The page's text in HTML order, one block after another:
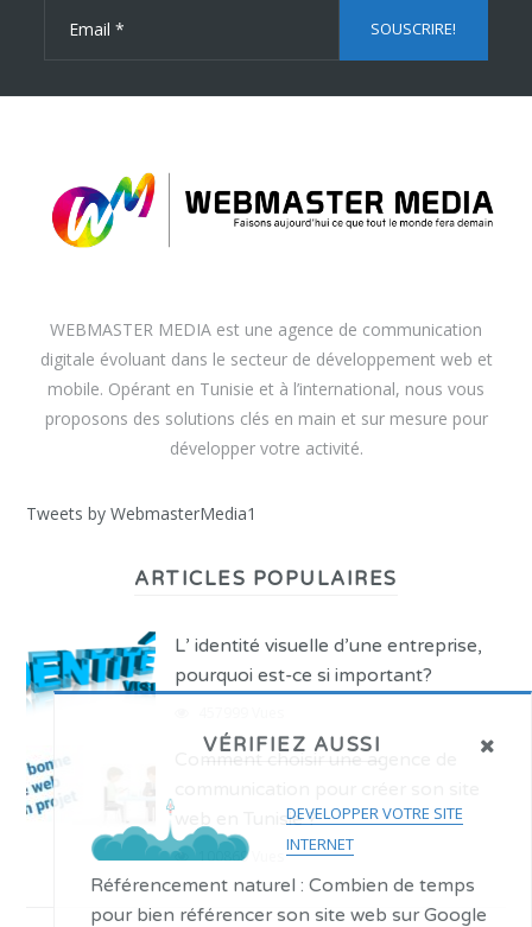
VÉRIFIEZ AUSSI
DEVELOPPER VOTRE SITE
INTERNET
Référencement naturel : Combien de temps
pour bien référencer son site web sur Google
WEBMASTER MEDIA est une agence de communication
digitale évoluant dans le secteur de développement web et
mobile. Opérant en Tunisie et à l’international, nous vous
proposons des solutions clés en main et sur mesure pour
développer votre activité.
Tweets by WebmasterMedia1
ARTICLES POPULAIRES
L’ identité visuelle d’une entreprise,
pourquoi est-ce si important?
Comment choisir une agence de
web en Tunisie ?
100869 Vues